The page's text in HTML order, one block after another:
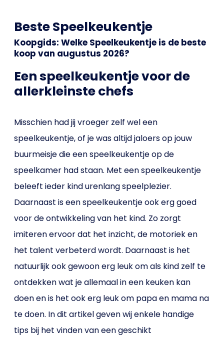
Beste Speelkeukentje
Koopgids: Welke Speelkeukentje is de beste
koop van augustus 2026?
Een speelkeukentje voor de
allerkleinste chefs
Misschien had jij vroeger zelf wel een
speelkeukentje, of je was altijd jaloers op jouw
buurmeisje die een speelkeukentje op de
speelkamer had staan. Met een speelkeukentje
beleeft ieder kind urenlang speelplezier.
Daarnaast is een speelkeukentje ook erg goed
voor de ontwikkeling van het kind. Zo zorgt
imiteren ervoor dat het inzicht, de motoriek en
het talent verbeterd wordt. Daarnaast is het
natuurlijk ook gewoon erg leuk om als kind zelf te
ontdekken wat je allemaal in een keuken kan
doen en is het ook erg leuk om papa en mama na
te doen. In dit artikel geven wij enkele handige
tips bij het vinden van een geschikt